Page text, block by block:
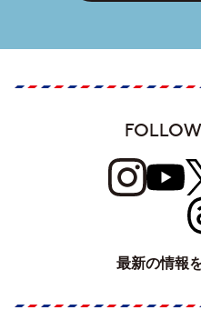
最新の情報